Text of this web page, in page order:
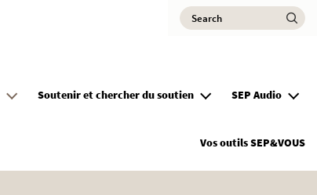
Search
Soutenir et chercher du soutien SEP Audio
Vos outils SEP&VOUS